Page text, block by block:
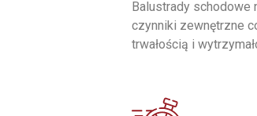
Balustrady schodowe
czynniki zewnętrzne
trwałością i